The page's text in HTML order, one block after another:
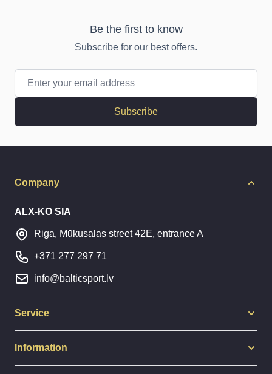
Be the first to know
Subscribe for our best offers.
Subscribe
Company
ALX-KO SIA
Riga, Mūkusalas street 42E, entrance A
+371 277 297 71
info@balticsport.lv
Service
Information